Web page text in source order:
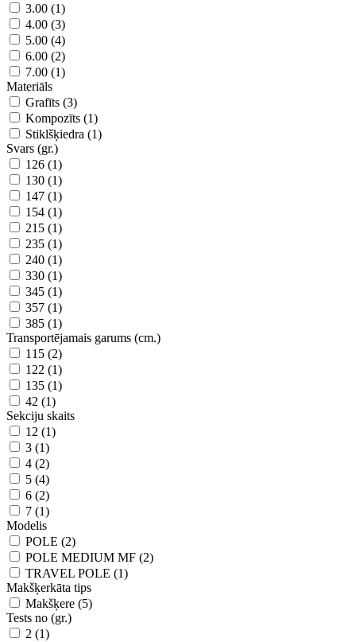
3.00 (1)
4.00 (3)
5.00 (4)
6.00 (2)
7.00 (1)
Materiāls
Grafīts (3)
Kompozīts (1)
Stiklšķiedra (1)
Svars (gr.)
126 (1)
130 (1)
147 (1)
154 (1)
215 (1)
235 (1)
240 (1)
330 (1)
345 (1)
357 (1)
385 (1)
Transportējamais garums (cm.)
115 (2)
122 (1)
135 (1)
42 (1)
Sekciju skaits
12 (1)
3 (1)
4 (2)
5 (4)
6 (2)
7 (1)
Modelis
POLE (2)
POLE MEDIUM MF (2)
TRAVEL POLE (1)
Makšķerkāta tips
Makšķere (5)
Tests no (gr.)
2 (1)